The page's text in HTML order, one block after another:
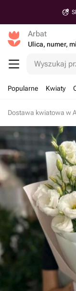
Arbat
Ulica, numer,
Wyszukaj
Popularne Kwiaty
Dostawa kwiatowa w